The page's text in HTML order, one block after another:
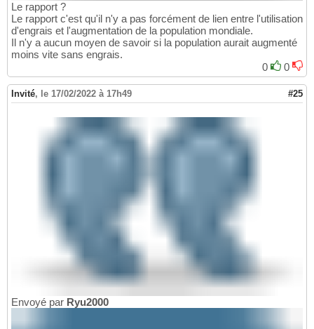
Le rapport ?
Le rapport c'est qu'il n'y a pas forcément de lien entre l'utilisation
d'engrais et l'augmentation de la population mondiale.
Il n'y a aucun moyen de savoir si la population aurait augmenté
moins vite sans engrais.
0
0
Invité, le 17/02/2022 à 17h49 #25
Envoyé par Ryu2000